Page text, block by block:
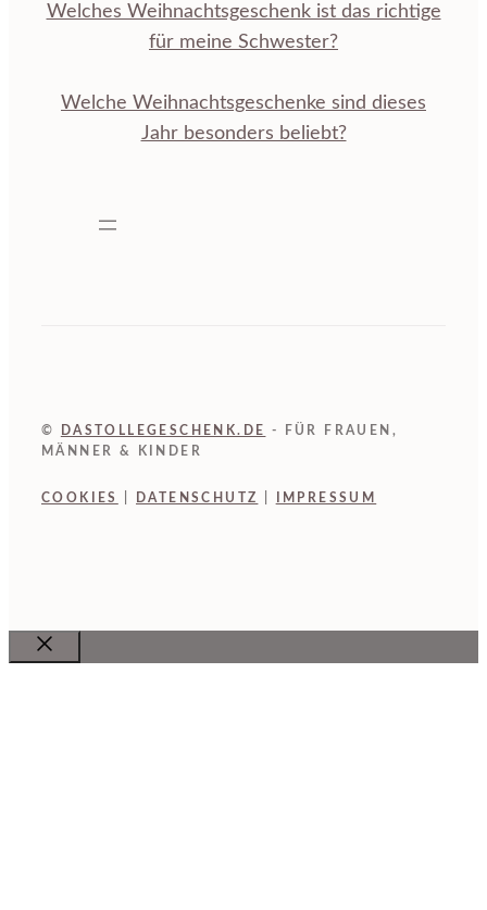
Welches Weihnachtsgeschenk ist das richtige
für meine Schwester?
Welche Weihnachtsgeschenke sind dieses
Jahr besonders beliebt?
© DASTOLLEGESCHENK.DE
- FÜR FRAUEN,
MÄNNER & KINDER
COOKIES DATENSCHUTZ IMPRESSUM